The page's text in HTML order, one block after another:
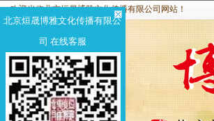
欢迎光临北京烜晟博雅文化传播有限公司网站！
北京烜晟博雅文化传播有限公
司 在线客服